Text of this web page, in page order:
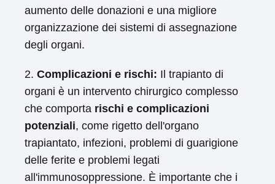
aumento delle donazioni e una migliore
organizzazione dei sistemi di assegnazione
degli organi.
2. Complicazioni e rischi: Il trapianto di
organi è un intervento chirurgico complesso
che comporta rischi e complicazioni
potenziali, come rigetto dell'organo
trapiantato, infezioni, problemi di guarigione
delle ferite e problemi legati
all'immunosoppressione. È importante che i